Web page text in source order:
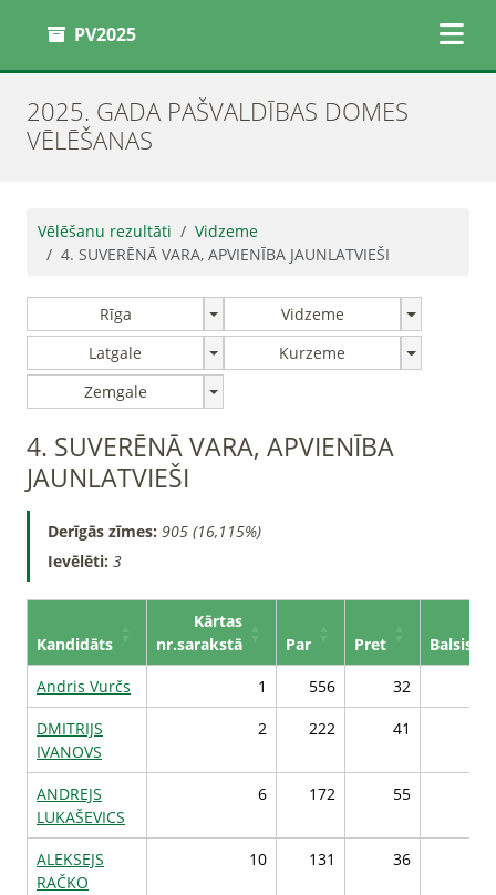
PV2025
2025. GADA PAŠVALDĪBAS DOMES
VĒLĒŠANAS
Vēlēšanu rezultāti
Vidzeme
4. SUVERĒNĀ VARA, APVIENĪBA JAUNLATVIEŠI
Rīga
Vidzeme
Latgale
Kurzeme
Zemgale
4. SUVERĒNĀ VARA, APVIENĪBA
JAUNLATVIEŠI
Derīgās zīmes: 905 (16,115%)
Ievēlēti: 3
Kandidāts
Kārtas
nr.sarakstā
Par Pret
Balsis*
Andris Vurčs
1 556 32
DMITRIJS
IVANOVS
2 222 41
ANDREJS
LUKAŠEVICS
6 172 55
ALEKSEJS
RAČKO
10 131 36